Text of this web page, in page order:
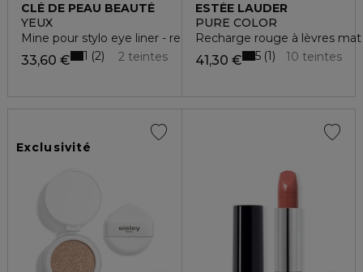
CLÉ DE PEAU BEAUTÉ
YEUX
Mine pour stylo eye liner - recharge
33,60 € 2 teintes
1 2
ESTÉE LAUDER
PURE COLOR
Recharge rouge à lèvres mat
41,30 € 10 teintes
5 1
Exclusivité